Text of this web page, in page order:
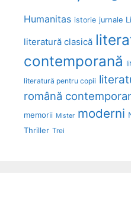
Humanitas istorie jurnale
literatură clasică
contemporană
literatură pentru copii
română
memorii Mister moderni
Thriller Trei